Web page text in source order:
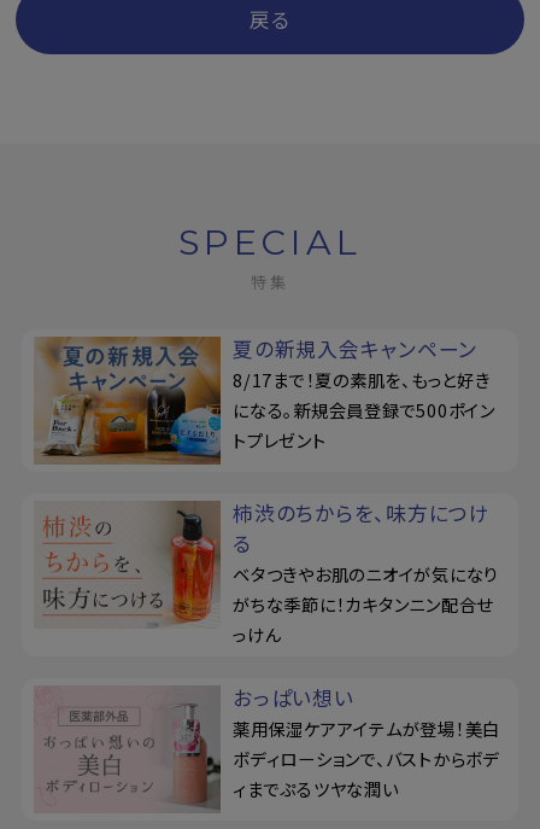
戻る
SPECIAL
特集
夏の新規入会キャンペーン
8/17まで！夏の素肌を、もっと好き
になる。新規会員登録で500ポイン
トプレゼント
柿渋のちからを、味方につけ
る
ベタつきやお肌のニオイが気になり
がちな季節に！カキタンニン配合せ
っけん
おっぱい想い
薬用保湿ケアアイテムが登場！美白
ボディローションで、バストからボデ
ィまでぷるツヤな潤い